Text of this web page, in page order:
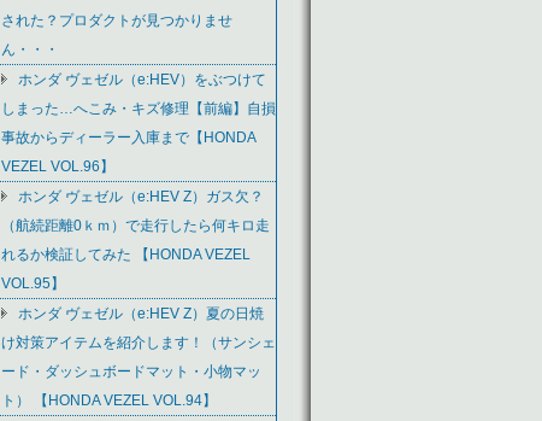
された？プロダクトが見つかりませ
ん・・・
ホンダ ヴェゼル（e:HEV）をぶつけて
しまった…へこみ・キズ修理【前編】自損
事故からディーラー入庫まで【HONDA
VEZEL VOL.96】
ホンダ ヴェゼル（e:HEV Z）ガス欠？
（航続距離0ｋｍ）で走行したら何キロ走
れるか検証してみた 【HONDA VEZEL
VOL.95】
ホンダ ヴェゼル（e:HEV Z）夏の日焼
け対策アイテムを紹介します！（サンシェ
ード・ダッシュボードマット・小物マッ
ト） 【HONDA VEZEL VOL.94】